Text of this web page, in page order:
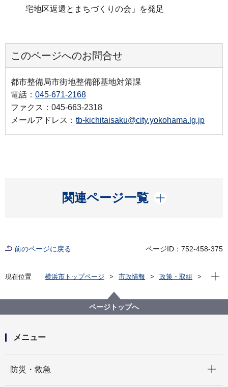
宅地区返還とまちづくりの会」を発足
このページへのお問合せ
都市整備局市街地整備部基地対策課
電話： 045-671-2168
ファクス：045-663-2318
メールアドレス： tb-kichitaisaku@city.yokohama.lg.jp
関連ページ一覧
開く
前のページに戻る ページID：752-458-375
現在位置 横浜市トップページ 市政情報
政策・取組
根岸住宅地区の跡地利用
現在
ページトップへ
メニュー
防災・救急